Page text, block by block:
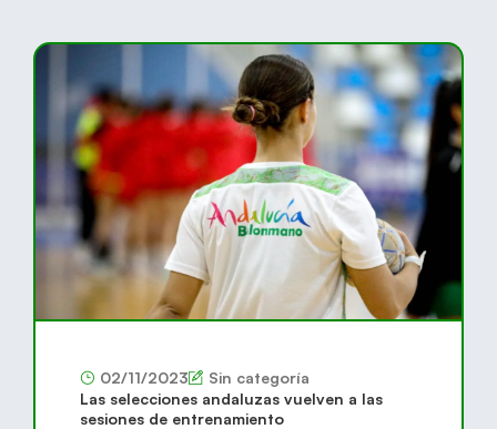
02/11/2023
Sin categoría
Las selecciones andaluzas vuelven a las
sesiones de entrenamiento